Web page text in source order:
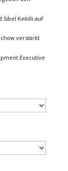
Sibel Kekilli auf
verstärkt
Executive